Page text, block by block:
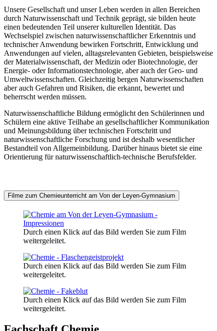
Unsere Gesellschaft und unser Leben werden in allen Bereichen
durch Naturwissenschaft und Technik geprägt, sie bilden heute
einen bedeutenden Teil unserer kulturellen Identität. Das
Wechselspiel zwischen naturwissenschaftlicher Erkenntnis und
technischer Anwendung bewirken Fortschritt, Entwicklung und
Anwendungen auf vielen, alltagsrelevanten Gebieten, beispielsweise
der Materialwissenschaft, der Medizin oder Biotechnologie, der
Energie- oder Informationstechnologie, aber auch der Geo- und
Umweltwissenschaften. Gleichzeitig bergen Naturwissenschaften
aber auch Gefahren und Risiken, die erkannt, bewertet und
beherrscht werden müssen.
Naturwissenschaftliche Bildung ermöglicht den Schülerinnen und
Schülern eine aktive Teilhabe an gesellschaftlicher Kommunikation
und Meinungsbildung über technischen Fortschritt und
naturwissenschaftliche Forschung und ist deshalb wesentlicher
Bestandteil von Allgemeinbildung. Darüber hinaus bietet sie eine
Orientierung für naturwissenschaftlich-technische Berufsfelder.
Filme zum Chemieunterricht am Von der Leyen-Gymnasium
Durch einen Klick auf das Bild werden Sie zum Film
weitergeleitet.
Durch einen Klick auf das Bild werden Sie zum Film
weitergeleitet.
Durch einen Klick auf das Bild werden Sie zum Film
weitergeleitet.